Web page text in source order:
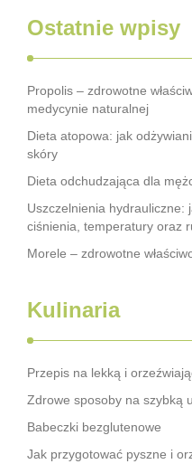
Ostatnie wpisy
Propolis – zdrowotne
medycynie naturalnej
Dieta atopowa: jak
skóry
Dieta odchudzająca dla
Uszczelnienia hydrauliczne:
ciśnienia, temperatury oraz
Morele – zdrowotne
Kulinaria
Przepis na lekką i
Zdrowe sposoby na szybką
Babeczki bezglutenowe
Jak przygotować pyszne i